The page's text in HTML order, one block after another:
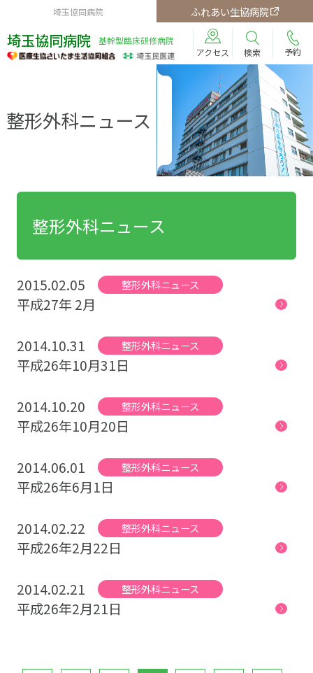
埼玉協同病院 ふれあい生協病院
埼玉協同病院
基幹型臨床研修病院
アクセス
検索 予約
整形外科ニュース
整形外科ニュース
2015.02.05 整形外科ニュース
平成27年 2月
2014.10.31 整形外科ニュース
平成26年10月31日
2014.10.20 整形外科ニュース
平成26年10月20日
2014.06.01 整形外科ニュース
平成26年6月1日
2014.02.22 整形外科ニュース
平成26年2月22日
2014.02.21 整形外科ニュース
平成26年2月21日